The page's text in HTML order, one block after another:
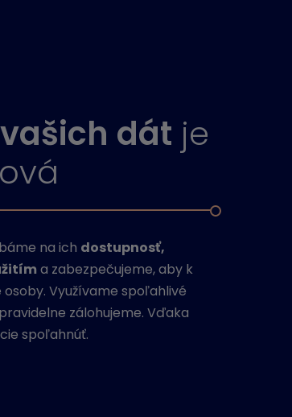
dát je
na ich dostupnosť,
a zabezpečujeme, aby k
Využívame spoľahlivé
zálohujeme. Vďaka
spoľahnúť.